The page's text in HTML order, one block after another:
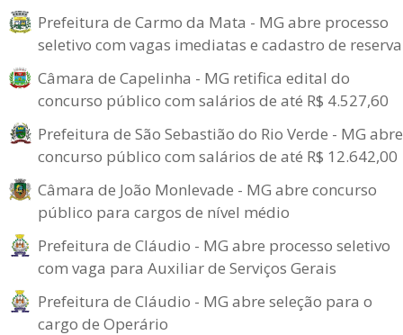
Prefeitura de Carmo da Mata - MG abre processo
seletivo com vagas imediatas e cadastro de reserva
Câmara de Capelinha - MG retifica edital do
concurso público com salários de até R$ 4.527,60
Prefeitura de São Sebastião do Rio Verde - MG abre
concurso público com salários de até R$ 12.642,00
Câmara de João Monlevade - MG abre concurso
público para cargos de nível médio
Prefeitura de Cláudio - MG abre processo seletivo
com vaga para Auxiliar de Serviços Gerais
Prefeitura de Cláudio - MG abre seleção para o
cargo de Operário